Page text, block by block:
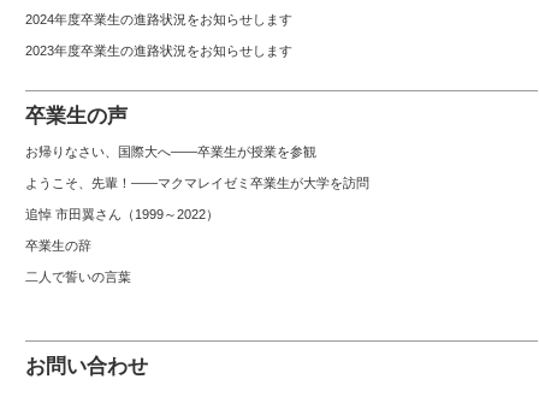
2024年度卒業生の進路状況をお知らせします
2023年度卒業生の進路状況をお知らせします
卒業生の声
お帰りなさい、国際大へ――卒業生が授業を参観
ようこそ、先輩！――マクマレイゼミ卒業生が大学を訪問
追悼 市田翼さん（1999～2022）
卒業生の辞
二人で誓いの言葉
お問い合わせ